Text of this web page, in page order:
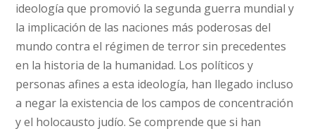
ideología que promovió la segunda guerra mundial y
la implicación de las naciones más poderosas del
mundo contra el régimen de terror sin precedentes
en la historia de la humanidad. Los políticos y
personas afines a esta ideología, han llegado incluso
a negar la existencia de los campos de concentración
y el holocausto judío. Se comprende que si han